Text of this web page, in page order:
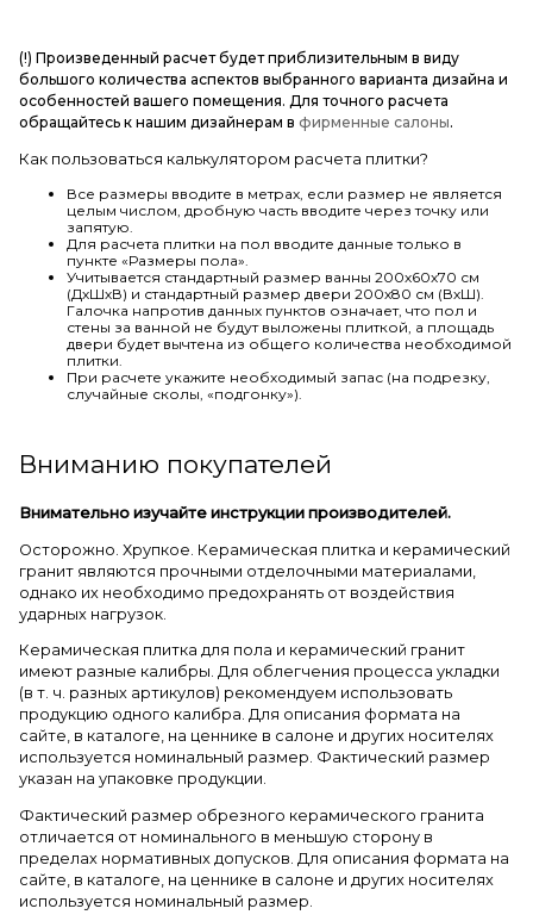
(!) Произведенный расчет будет приблизительным в виду
большого количества аспектов выбранного варианта дизайна и
особенностей вашего помещения. Для точного расчета
обращайтесь к нашим дизайнерам в фирменные салоны.
Как пользоваться калькулятором расчета плитки?
Все размеры вводите в метрах, если размер не является
целым числом, дробную часть вводите через точку или
запятую.
Для расчета плитки на пол вводите данные только в
пункте «Размеры пола».
Учитывается стандартный размер ванны 200х60х70 см
(ДхШхВ) и стандартный размер двери 200х80 см (ВхШ).
Галочка напротив данных пунктов означает, что пол и
стены за ванной не будут выложены плиткой, а площадь
двери будет вычтена из общего количества необходимой
плитки.
При расчете укажите необходимый запас (на подрезку,
случайные сколы, «подгонку»).
Вниманию покупателей
Внимательно изучайте инструкции производителей.
Осторожно. Хрупкое. Керамическая плитка и керамический
гранит являются прочными отделочными материалами,
однако их необходимо предохранять от воздействия
ударных нагрузок.
Керамическая плитка для пола и керамический гранит
имеют разные калибры. Для облегчения процесса укладки
(в т. ч. разных артикулов) рекомендуем использовать
продукцию одного калибра. Для описания формата на
сайте, в каталоге, на ценнике в салоне и других носителях
используется номинальный размер. Фактический размер
указан на упаковке продукции.
Фактический размер обрезного керамического гранита
отличается от номинального в меньшую сторону в
пределах нормативных допусков. Для описания формата на
сайте, в каталоге, на ценнике в салоне и других носителях
используется номинальный размер.